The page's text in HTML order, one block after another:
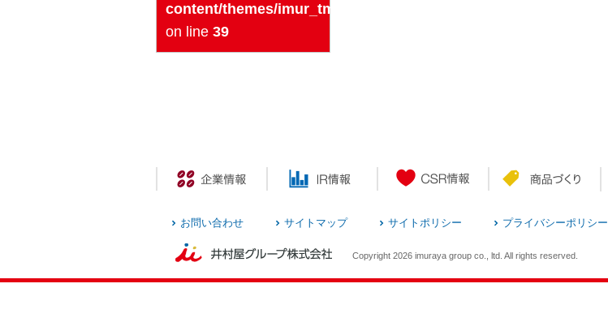
content/themes/imur_tmp/sidebar.php
on line 39
お問い合わせ サイトマップ サイトポリシー プライバシーポリシー
Copyright 2026 imuraya group co., ltd. All rights reserved.